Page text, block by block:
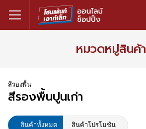
หมวดหมู่สินค้า
สีรองพื้น
สีรองพื้นปูนเก่า
สินค้าทั้งหมด สินค้าโปรโมชัน